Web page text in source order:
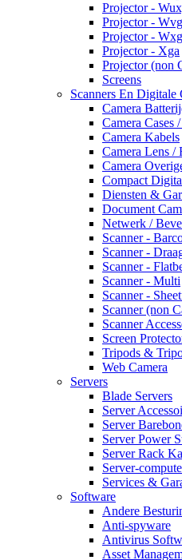
Projector -
Projector -
Projector -
Projector - Xga
Projector (non
Screens
Scanners En Digitale
Camera
Camera Cases
Camera Kabels
Camera Lens /
Camera
Compact
Diensten &
Document
Netwerk /
Scanner -
Scanner -
Scanner -
Scanner - Multi
Scanner -
Scanner (non
Scanner
Screen
Tripods &
Web Camera
Servers
Blade Servers
Server
Server
Server Power
Server Rack
Server-
Services &
Software
Andere
Anti-spyware
Antivirus
Asset